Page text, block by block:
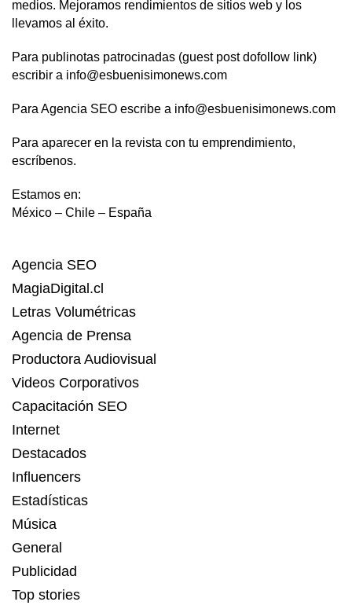
medios. Mejoramos rendimientos de sitios web y los
llevamos al éxito.
Para publinotas patrocinadas (guest post dofollow link)
escribir a info@esbuenisimonews.com
Para Agencia SEO escribe a info@esbuenisimonews.com
Para aparecer en la revista con tu emprendimiento,
escríbenos.
Estamos en:
México – Chile – España
Agencia SEO
MagiaDigital.cl
Letras Volumétricas
Agencia de Prensa
Productora Audiovisual
Videos Corporativos
Capacitación SEO
Internet
Destacados
Influencers
Estadísticas
Música
General
Publicidad
Top stories